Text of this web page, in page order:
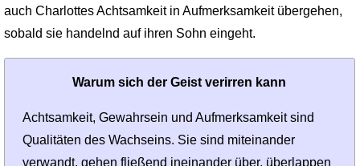
auch Charlottes Achtsamkeit in Aufmerksamkeit übergehen,
sobald sie handelnd auf ihren Sohn eingeht.
Warum sich der Geist verirren kann
Achtsamkeit, Gewahrsein und Aufmerksamkeit sind
Qualitäten des Wachseins. Sie sind miteinander
verwandt, gehen fließend ineinander über, überlappen